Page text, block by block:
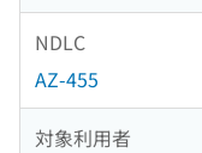
NDLC
AZ-455
対象利用者